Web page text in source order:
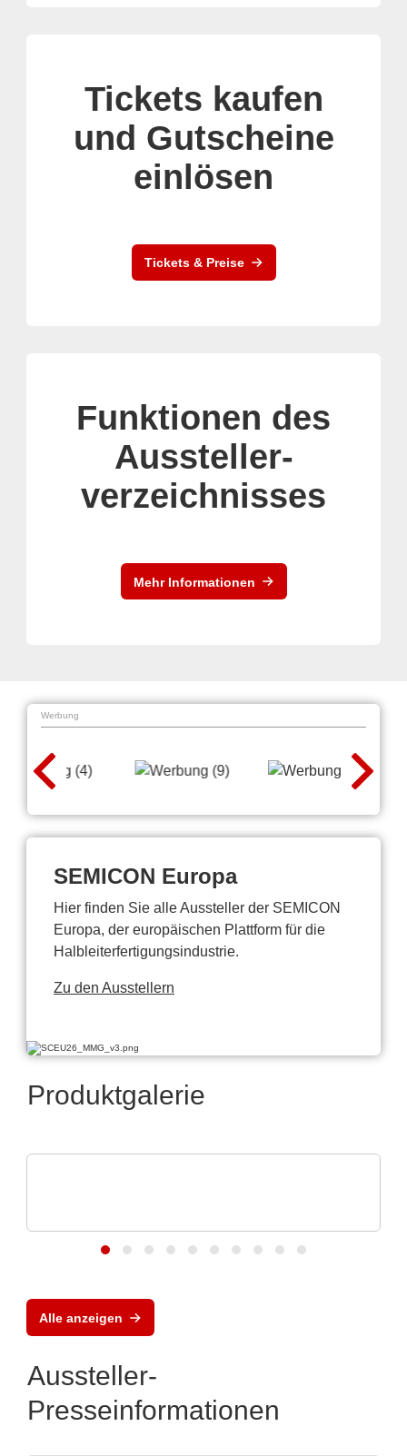
Tickets kaufen
und Gutscheine
einlösen
Tickets & Preise
Funktionen des
Aussteller-
verzeichnisses
Mehr Informationen
Werbung
SEMICON Europa
Hier finden Sie alle Aussteller der SEMICON
Europa, der europäischen Plattform für die
Halbleiterfertigungsindustrie.
Zu den Ausstellern
Produktgalerie
Alle anzeigen
Aussteller-
Presseinformationen